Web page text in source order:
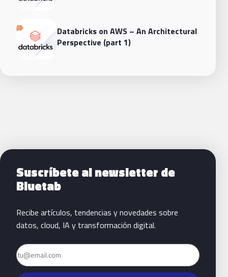
Databricks on AWS – An Architectural
Perspective (part 1)
Siguientes pasos con Bluetab
Suscríbete al newsletter de
Bluetab
Recibe artículos, tendencias y novedades sobre
datos, cloud, IA y transformación digital.
Email